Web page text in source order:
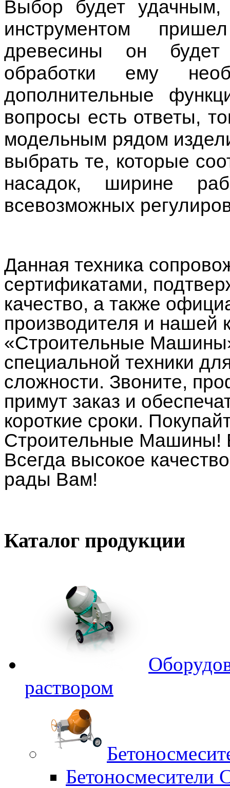
Выбор будет удачным,
инструментом
древесины он будет
обработки ему
дополнительные
вопросы есть ответы,
модельным рядом
выбрать те, которые
насадок, ширине
всевозможных
Данная техника
сертификатами,
качество, а также
производителя и нашей
«Строительные
специальной техники
сложности. Звоните,
примут заказ и
короткие сроки.
Строительные Машины!
Всегда высокое
рады Вам!
Каталог продукции
раствором
Бетоносмесители